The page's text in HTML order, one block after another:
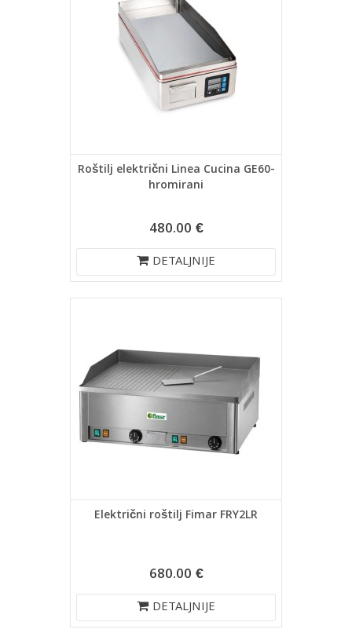
Roštilj električni Linea Cucina GE60-
hromirani
480.00 €
DETALJNIJE
Električni roštilj Fimar FRY2LR
680.00 €
DETALJNIJE